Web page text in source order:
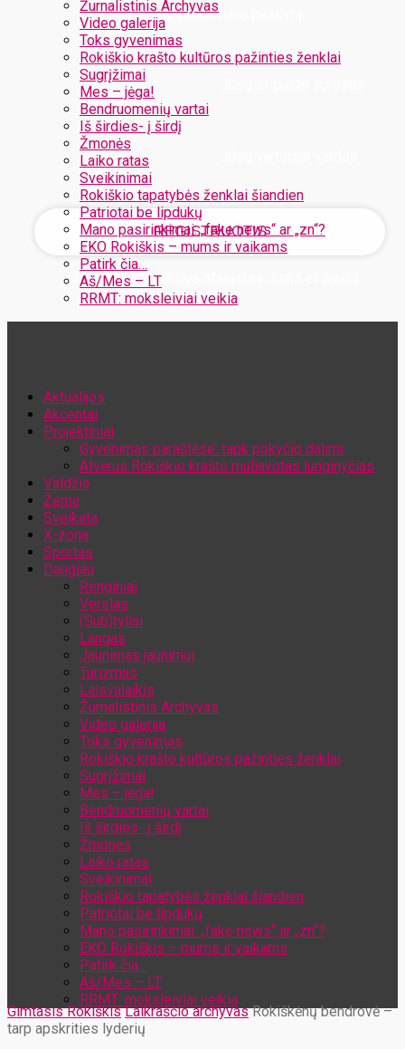
Žurnalistinis Archyvas
Video galerija
Toks gyvenimas
Rokiškio krašto kultūros pažinties ženklai
Sugrįžimai
Mes – jėga!
Bendruomenių vartai
Iš širdies- į širdį
Žmonės
Laiko ratas
Sveikinimai
Rokiškio tapatybės ženklai šiandien
Patriotai be lipdukų
Mano pasirinkimai: „fake news“ ar „zn“?
EKO Rokiškis – mums ir vaikams
Patirk čia…
Aš/Mes – LT
RRMT: moksleiviai veikia
Užregistruokite savo paskyrą
Jūsų slaptažodis bus atsiųstas Jums el. paštu
Aktualijos
Akcentai
Projektiniai
Gyvenimas paraštėse: tapk pokyčio dalimi
Atvėrus Rokiškio krašto muliavotas lunginyčias
Valdžia
Žemė
Sveikata
X-zona
Sportas
Daugiau
Renginiai
Verslas
(Sub)tyliai
Langas
Jaunimas jaunimui
Turizmas
Laisvalaikis
Žurnalistinis Archyvas
Video galerija
Toks gyvenimas
Rokiškio krašto kultūros pažinties ženklai
Sugrįžimai
Mes – jėga!
Bendruomenių vartai
Iš širdies- į širdį
Žmonės
Laiko ratas
Sveikinimai
Rokiškio tapatybės ženklai šiandien
Patriotai be lipdukų
Mano pasirinkimai: „fake news“ ar „zn“?
EKO Rokiškis – mums ir vaikams
Patirk čia…
Aš/Mes – LT
RRMT: moksleiviai veikia
Gimtasis Rokiškis Laikraščio archyvas Rokiškėnų bendrovė –
tarp apskrities lyderių